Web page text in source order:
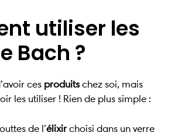
utiliser les
Bach ?
ces produitschez soi, mais
les utiliser ! Rien de plus simple :
de l’élixir choisi dans un verre